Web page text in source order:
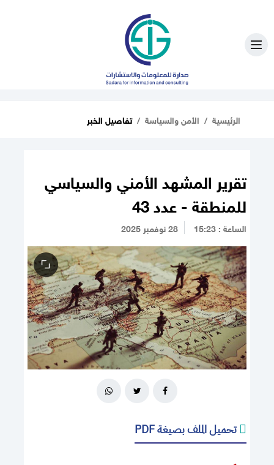
الرئيسية الأمن والسياسة تفاصيل الخبر
تقرير المشهد الأمني والسياسي
للمنطقة - عدد 43
الساعة : 15:23 28 نوفمبر 2025
تحميل الملف بصيغة PDF